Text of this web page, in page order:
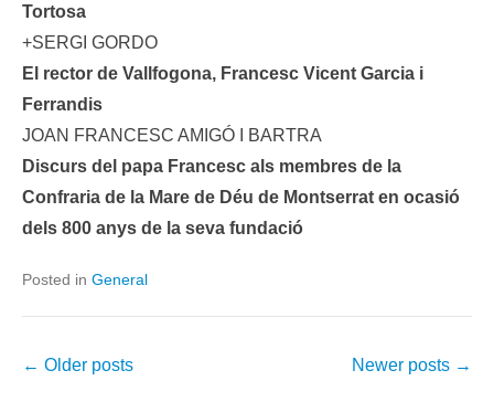
Tortosa
+SERGI GORDO
El rector de Vallfogona, Francesc Vicent Garcia i
Ferrandis
JOAN FRANCESC AMIGÓ I BARTRA
Discurs del papa Francesc als membres de la
Confraria de la Mare de Déu de Montserrat en ocasió
dels 800 anys de la seva fundació
Posted in General
Post
← Older posts Newer posts →